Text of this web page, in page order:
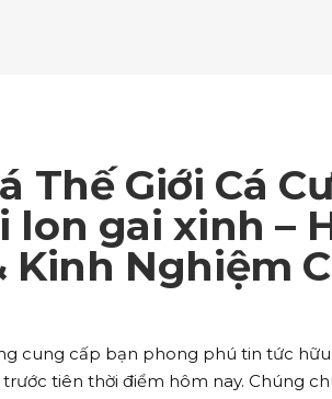
Separators
Google Maps
Image Gallery
Thế Giới Cá
lon gai xinh –
Kinh Nghiệm
cung cấp bạn phong phú tin tức hữu
tiên thời điểm hôm nay. Chúng